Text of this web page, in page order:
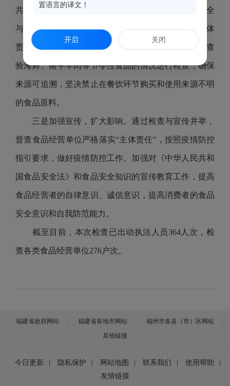
共和国食品安全法》及其实施条例以及《学校食品安全
与营养健康管理规定》等规定，全面落实食品安全主体
责任，加强食品安全管理。重点对食品经营企业进货查
验海鲜、猪牛羊肉等节令性食品的情况进行检查，确保
来源可追溯，坚决禁止在餐饮环节购买和使用来源不明
的食品原料。
三是加强宣传，扩大影响。通过检查与宣传并举，
督查食品经营单位严格落实“主体责任”，按照疫情防控
指引要求，做好疫情防控工作。加强对《中华人民共和
国食品安全法》和食品安全知识的宣传教育工作，提高
食品经营者的自律意识、诚信意识，提高消费者的食品
安全意识和自我防范能力。
截至目前，本次检查已出动执法人员364人次，检
查各类食品经营单位276户次。
福建省政府网站 福建省各地市网站
福州市各县（市）区网站
其他链接
今日更新 隐私保护 网站地图 联系我们 使用帮助
友情链接
置语言的译文！
开启 关闭